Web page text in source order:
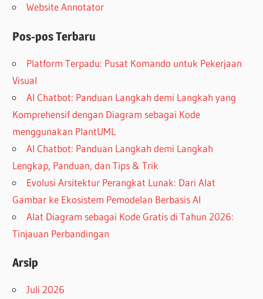
Website Annotator
Pos-pos Terbaru
Platform Terpadu: Pusat Komando untuk Pekerjaan
Visual
AI Chatbot: Panduan Langkah demi Langkah yang
Komprehensif dengan Diagram sebagai Kode
menggunakan PlantUML
AI Chatbot: Panduan Langkah demi Langkah
Lengkap, Panduan, dan Tips & Trik
Evolusi Arsitektur Perangkat Lunak: Dari Alat
Gambar ke Ekosistem Pemodelan Berbasis AI
Alat Diagram sebagai Kode Gratis di Tahun 2026:
Tinjauan Perbandingan
Arsip
Juli 2026